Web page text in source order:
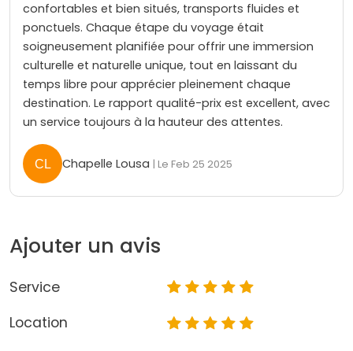
confortables et bien situés, transports fluides et
ponctuels. Chaque étape du voyage était
soigneusement planifiée pour offrir une immersion
culturelle et naturelle unique, tout en laissant du
temps libre pour apprécier pleinement chaque
destination. Le rapport qualité-prix est excellent, avec
un service toujours à la hauteur des attentes.
Chapelle Lousa | Le Feb 25 2025
Ajouter un avis
Service
Location